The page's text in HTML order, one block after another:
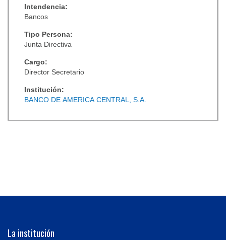
Intendencia:
Bancos
Tipo Persona:
Junta Directiva
Cargo:
Director Secretario
Institución:
BANCO DE AMERICA CENTRAL, S.A.
La institución